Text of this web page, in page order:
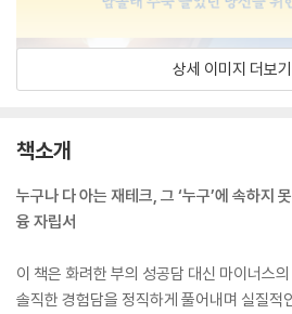
상세 이미지 더보기
책소개
누구나 다 아는 재테크, 그 ‘누구’에 속하지
융 자립서
이 책은 화려한 부의 성공담 대신 마이너스
솔직한 경험담을 정직하게 풀어내며 실질적